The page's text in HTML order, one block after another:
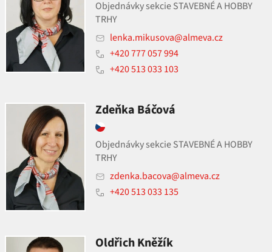
Objednávky sekcie STAVEBNÉ A HOBBY
TRHY
lenka.mikusova@almeva.cz
+420 777 057 994
+420 513 033 103
Zdeňka Báčová
Objednávky sekcie STAVEBNÉ A HOBBY
TRHY
zdenka.bacova@almeva.cz
+420 513 033 135
Oldřich Kněžík